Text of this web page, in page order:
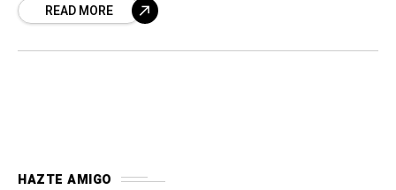
principales grupos políticos. Organiza: Amigos
READ MORE
HAZTE AMIGO